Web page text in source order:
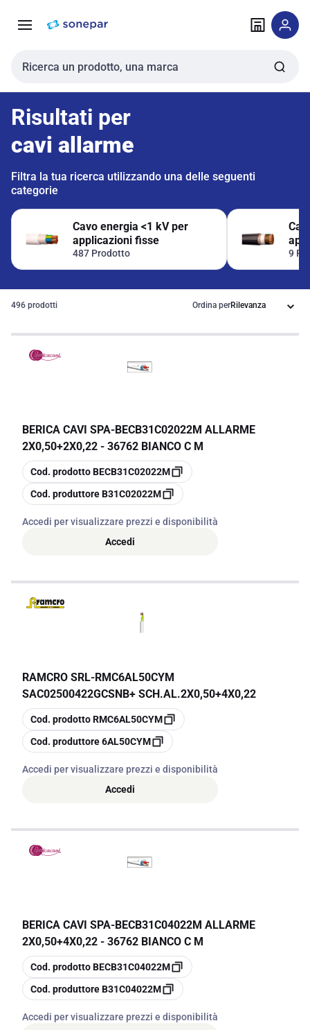
navigazione alla
Cerca input
Risultati per
cavi allarme
Filtra la tua ricerca utilizzando una delle seguenti
categorie
Cavo energia <1 kV per
applicazioni fisse
487 Prodotto 9
496 prodotti Ordina per
BERICA CAVI SPA-BECB31C02022M ALLARME
2X0,50+2X0,22 - 36762 BIANCO C M
copia
Cod. prodottoBECB31C02022M
copia
Cod. produttoreB31C02022M
Accedi per visualizzare prezzi e disponibilità
Accedi
RAMCRO SRL-RMC6AL50CYM
SAC02500422GCSNB+ SCH.AL.2X0,50+4X0,22
copia
Cod. prodottoRMC6AL50CYM
copia
Cod. produttore6AL50CYM
Accedi per visualizzare prezzi e disponibilità
Accedi
BERICA CAVI SPA-BECB31C04022M ALLARME
2X0,50+4X0,22 - 36762 BIANCO C M
copia
Cod. prodottoBECB31C04022M
copia
Cod. produttoreB31C04022M
Accedi per visualizzare prezzi e disponibilità